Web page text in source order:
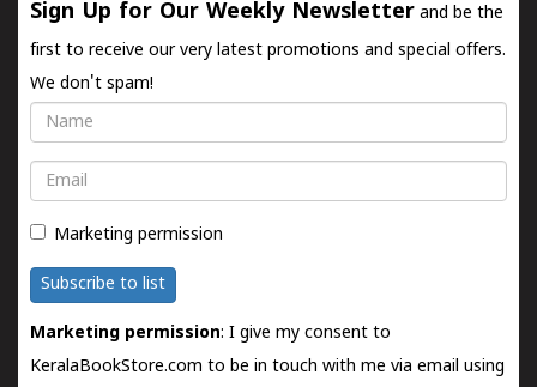
Sign Up for Our Weekly Newsletter and be the
first to receive our very latest promotions and special offers.
We don't spam!
Name
Email
Marketing permission
Subscribe to list
Marketing permission: I give my consent to
KeralaBookStore.com to be in touch with me via email using